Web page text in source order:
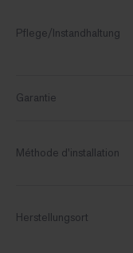
Pflege/Instandhaltung
Garantie
Méthode d'installation
Herstellungsort